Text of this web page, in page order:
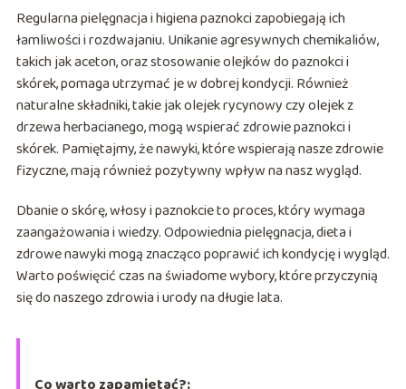
Regularna pielęgnacja i higiena paznokci zapobiegają ich
łamliwości i rozdwajaniu. Unikanie agresywnych chemikaliów,
takich jak aceton, oraz stosowanie olejków do paznokci i
skórek, pomaga utrzymać je w dobrej kondycji. Również
naturalne składniki, takie jak olejek rycynowy czy olejek z
drzewa herbacianego, mogą wspierać zdrowie paznokci i
skórek. Pamiętajmy, że nawyki, które wspierają nasze zdrowie
fizyczne, mają również pozytywny wpływ na nasz wygląd.
Dbanie o skórę, włosy i paznokcie to proces, który wymaga
zaangażowania i wiedzy. Odpowiednia pielęgnacja, dieta i
zdrowe nawyki mogą znacząco poprawić ich kondycję i wygląd.
Warto poświęcić czas na świadome wybory, które przyczynią
się do naszego zdrowia i urody na długie lata.
Co warto zapamietać?: